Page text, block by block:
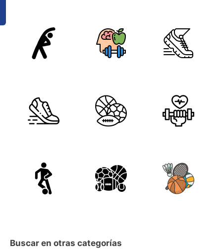
Buscar en otras categorías